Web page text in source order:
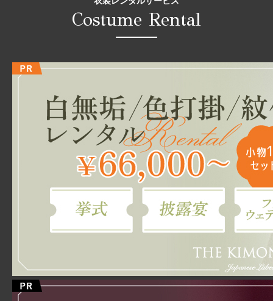
Costume Rental